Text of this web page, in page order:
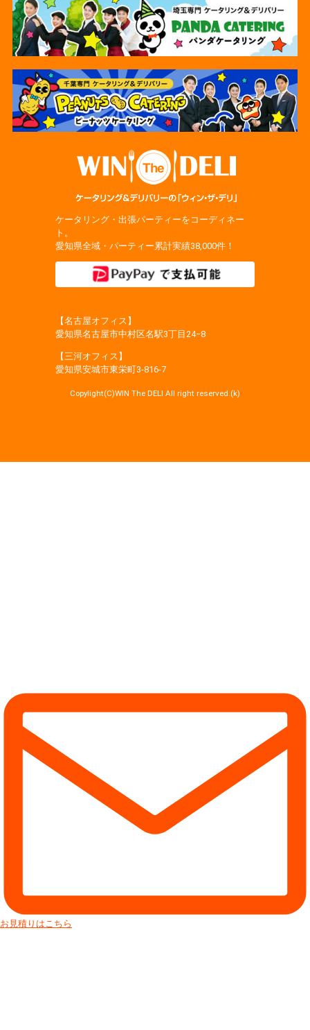
ケータリング・出張パーティーをコーディネー
ト。
愛知県全域・パーティー累計実績38,000件！
【名古屋オフィス】
愛知県名古屋市中村区名駅3丁目24−8
【三河オフィス】
愛知県安城市東栄町3‐816‐7
Copylight(C)WIN The DELI All right reserved.(k)
お見積りはこちら